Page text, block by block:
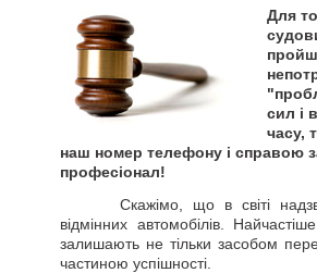
Для
сил і
часу,
наш номер телефону і справою
професіонал!
Скажімо, що в світі
відмінних автомобілів.
залишають не тільки засобом
частиною успішності.